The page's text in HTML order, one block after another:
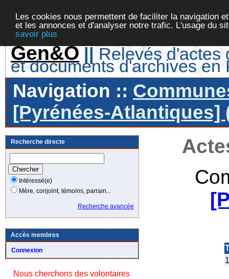
Les cookies nous permettent de faciliter la navigation
et les annonces et d'analyser notre trafic. L'usage du
savoir plus
Gen&O || Relevés d'actes
et documents d'archives en
Navigation ::
[Pyrénées-Atlantiques]
Recherche directe
Intéressé(e)
Mère, conjoint, témoins, parrain...
Recherche avancée
Accès membres
Connexion
Nous cherchons des volontaires